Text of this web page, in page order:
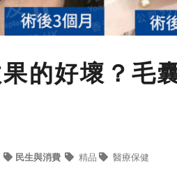
的好壞？毛
民生與消費 精品 醫療保健